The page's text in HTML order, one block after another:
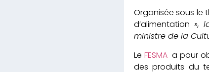
Organisée sous le
d’alimentation »,
ministre de la
Le FESMAa pour
des produits du